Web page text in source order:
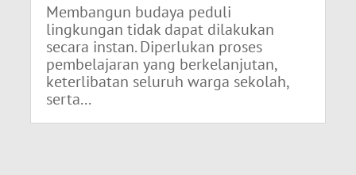
Membangun budaya peduli
lingkungan tidak dapat dilakukan
secara instan. Diperlukan proses
pembelajaran yang berkelanjutan,
keterlibatan seluruh warga sekolah,
serta...